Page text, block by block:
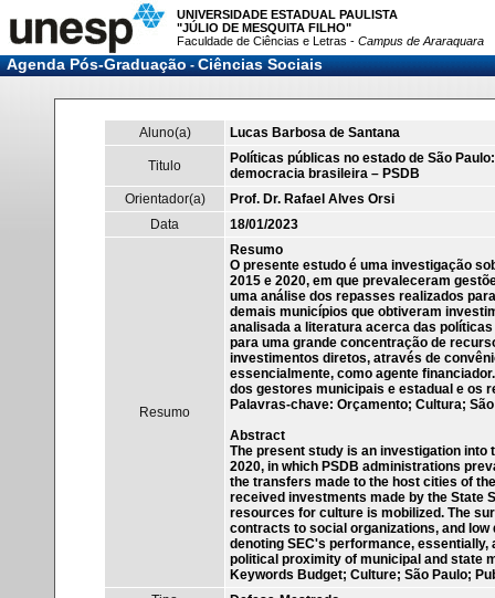
UNIVERSIDADE ESTADUAL PAULISTA
"JÚLIO DE MESQUITA FILHO"
Faculdade de Ciências e Letras - Campus de Araraquara
Agenda Pós-Graduação-Ciências Sociais
Aluno(a) Lucas Barbosa de Santana
Titulo
Políticas públicas no estado de São
democracia brasileira – PSDB
Orientador(a)
Prof. Dr. Rafael Alves Orsi
Data
18/01/2023
Resumo
Resumo
O presente estudo é uma investigação
2015 e 2020, em que prevaleceram
uma análise dos repasses realizados
demais municípios que obtiveram
analisada a literatura acerca das
para uma grande concentração de
investimentos diretos, através de
essencialmente, como agente
dos gestores municipais e estadual e os
Palavras-chave: Orçamento; Cultura;
Abstract
The present study is an investigation into
2020, in which PSDB administrations
the transfers made to the host cities of
received investments made by the State
resources for culture is mobilized. The
contracts to social organizations, and
denoting SEC's performance,
political proximity of municipal and state
Keywords Budget; Culture; São Paulo;